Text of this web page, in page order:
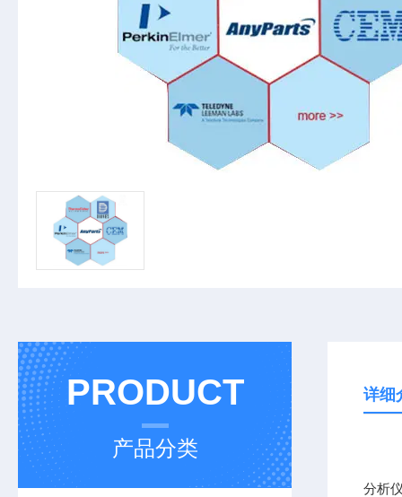
PRODUCT
产品分类
详细
分析